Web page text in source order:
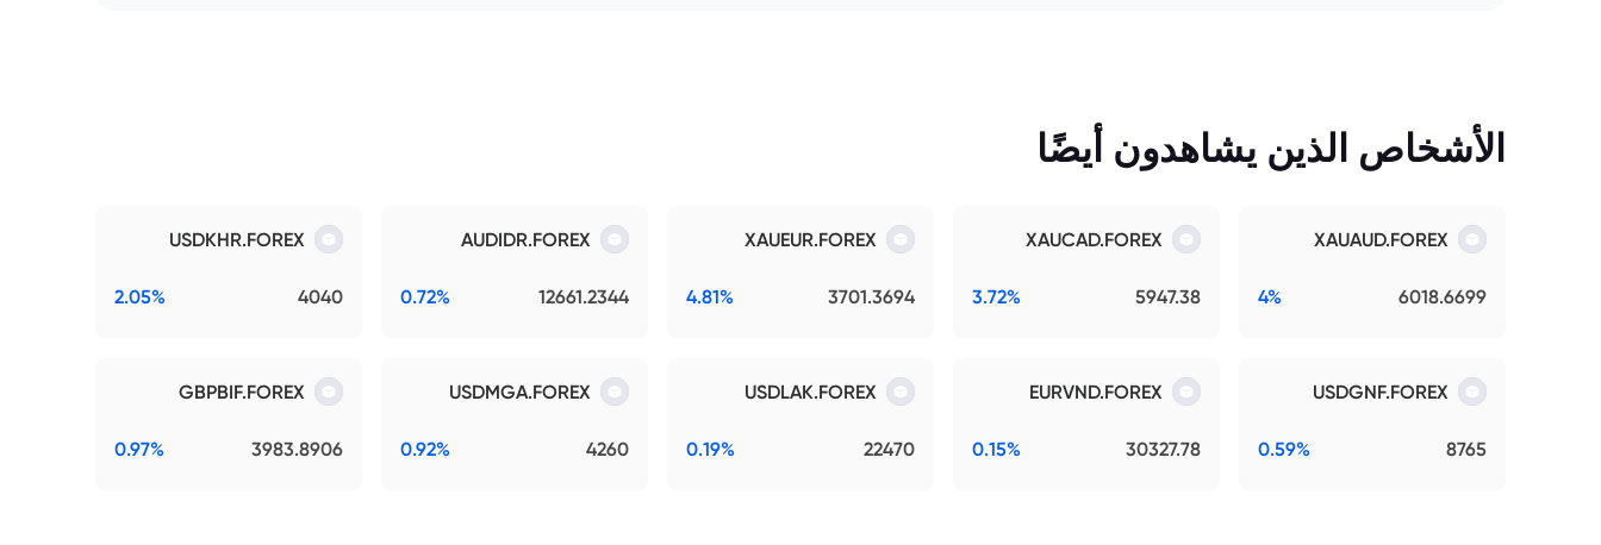
الأشخاص الذين يشاهدون أيضًا
XAUAUD.FOREX
6018.6699
4%
XAUCAD.FOREX
5947.38
3.72%
XAUEUR.FOREX
3701.3694
4.81%
AUDIDR.FOREX
12661.2344
0.72%
USDKHR.FOREX
4040
2.05%
USDGNF.FOREX
8765
0.59%
EURVND.FOREX
30327.78
0.15%
USDLAK.FOREX
22470
0.19%
USDMGA.FOREX
4260
0.92%
GBPBIF.FOREX
3983.8906
0.97%